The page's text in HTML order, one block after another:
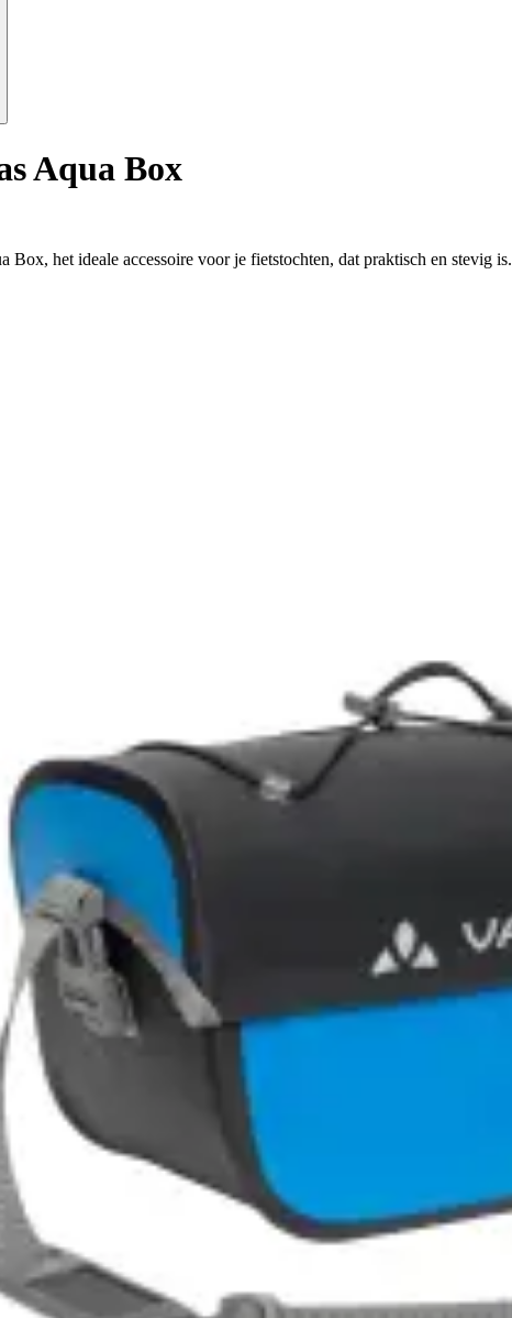
Aqua Box
het ideale accessoire voor je fietstochten, dat praktisch en stevig is.